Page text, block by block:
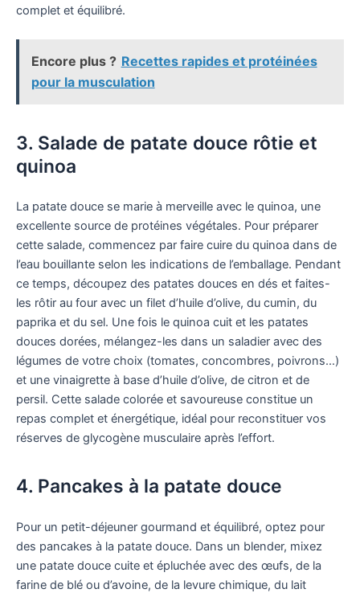
complet et équilibré.
Encore plus ? Recettes rapides et protéinées
pour la musculation
3. Salade de patate douce rôtie et
quinoa
La patate douce se marie à merveille avec le quinoa, une
excellente source de protéines végétales. Pour préparer
cette salade, commencez par faire cuire du quinoa dans de
l’eau bouillante selon les indications de l’emballage. Pendant
ce temps, découpez des patates douces en dés et faites-
les rôtir au four avec un filet d’huile d’olive, du cumin, du
paprika et du sel. Une fois le quinoa cuit et les patates
douces dorées, mélangez-les dans un saladier avec des
légumes de votre choix (tomates, concombres, poivrons…)
et une vinaigrette à base d’huile d’olive, de citron et de
persil. Cette salade colorée et savoureuse constitue un
repas complet et énergétique, idéal pour reconstituer vos
réserves de glycogène musculaire après l’effort.
4. Pancakes à la patate douce
Pour un petit-déjeuner gourmand et équilibré, optez pour
des pancakes à la patate douce. Dans un blender, mixez
une patate douce cuite et épluchée avec des œufs, de la
farine de blé ou d’avoine, de la levure chimique, du lait